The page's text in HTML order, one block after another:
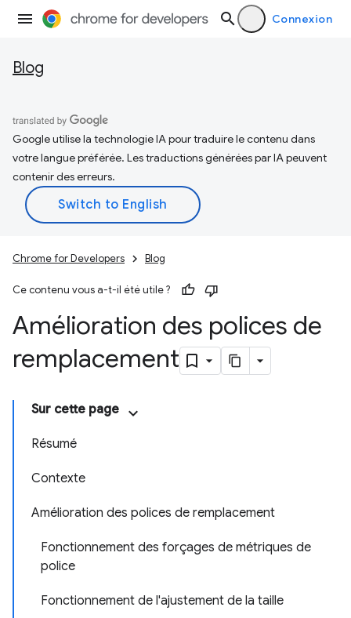
Connexion
Blog
Google utilise la technologie IA pour traduire le contenu dans
votre langue préférée. Les traductions générées par IA peuvent
contenir des erreurs.
Chrome for Developers Blog
Ce contenu vous a-t-il été utile ?
Amélioration des polices de
remplacement
Sur cette page
Résumé
Contexte
Amélioration des polices de remplacement
Fonctionnement des forçages de métriques de
police
Fonctionnement de l'ajustement de la taille